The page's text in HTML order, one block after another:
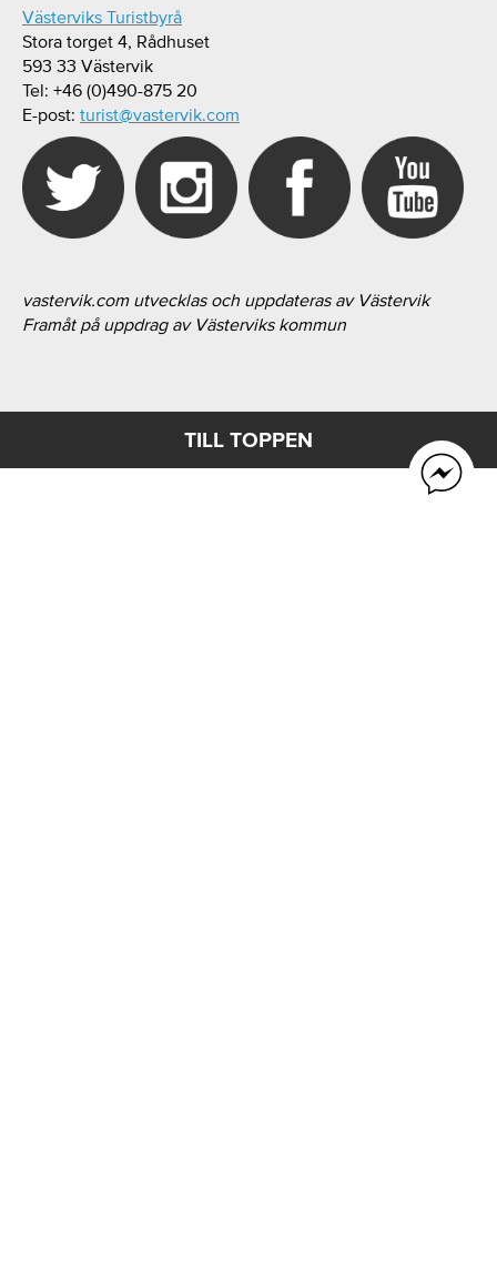
Västerviks Turistbyrå
Stora torget 4, Rådhuset
593 33 Västervik
Tel: +46 (0)490-875 20
E-post: turist@vastervik.com
vastervik.com utvecklas och uppdateras av Västervik
Framåt på uppdrag av Västerviks kommun
TILL TOPPEN